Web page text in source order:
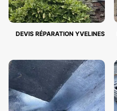
DEVIS RÉPARATION YVELINES